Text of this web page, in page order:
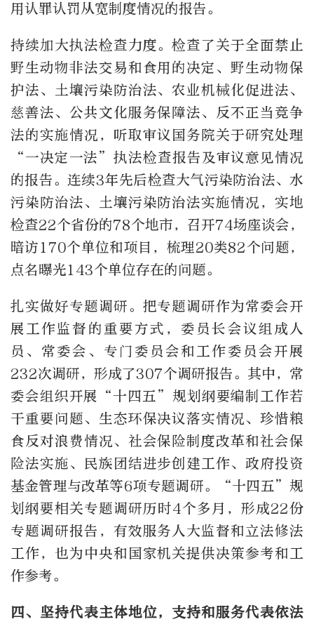
用认罪认罚从宽制度情况的报告。
持续加大执法检查力度。检查了关于全面禁止
野生动物非法交易和食用的决定、野生动物保
护法、土壤污染防治法、农业机械化促进法、
慈善法、公共文化服务保障法、反不正当竞争
法的实施情况，听取审议国务院关于研究处理
“一决定一法”执法检查报告及审议意见情况
的报告。连续3年先后检查大气污染防治法、水
污染防治法、土壤污染防治法实施情况，实地
检查22个省份的78个地市，召开74场座谈会，
暗访170个单位和项目，梳理20类82个问题，
点名曝光143个单位存在的问题。
扎实做好专题调研。把专题调研作为常委会开
展工作监督的重要方式，委员长会议组成人
员、常委会、专门委员会和工作委员会开展
232次调研，形成了307个调研报告。其中，常
委会组织开展“十四五”规划纲要编制工作若
干重要问题、生态环保决议落实情况、珍惜粮
食反对浪费情况、社会保险制度改革和社会保
险法实施、民族团结进步创建工作、政府投资
基金管理与改革等6项专题调研。“十四五”规
划纲要相关专题调研历时4个多月，形成22份
专题调研报告，有效服务人大监督和立法修法
工作，也为中央和国家机关提供决策参考和工
作参考。
四、坚持代表主体地位，支持和服务代表依法